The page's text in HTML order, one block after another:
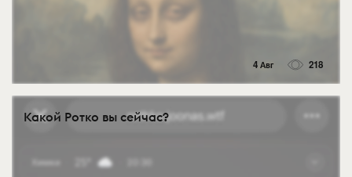
4 Авг 218
Какой Ротко вы сейчас?